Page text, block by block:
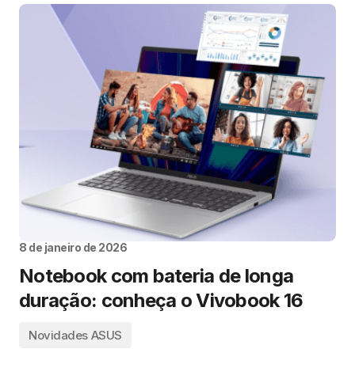
8 de janeiro de 2026
Notebook com bateria de longa
duração: conheça o Vivobook 16
Novidades ASUS